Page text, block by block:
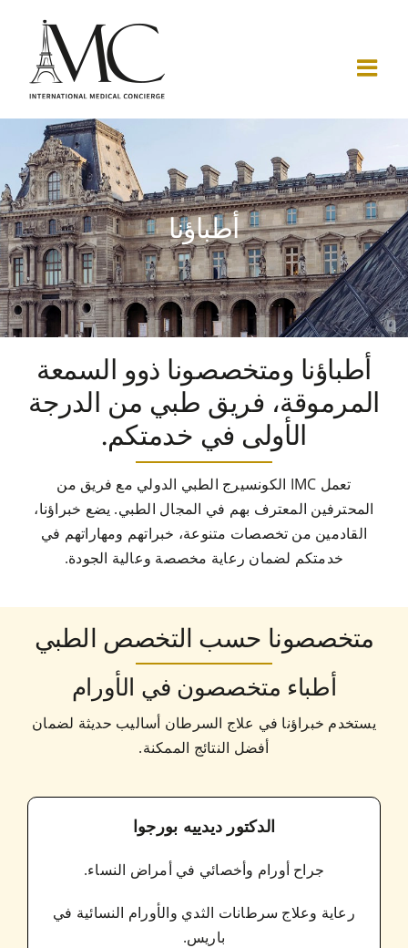
content
أطباؤنا
أطباؤنا ومتخصصونا ذوو السمعة
المرموقة، فريق طبي من الدرجة
الأولى في خدمتكم.
تعمل IMC الكونسيرج الطبي الدولي مع فريق من
المحترفين المعترف بهم في المجال الطبي. يضع خبراؤنا،
القادمين من تخصصات متنوعة، خبراتهم ومهاراتهم في
خدمتكم لضمان رعاية مخصصة وعالية الجودة.
متخصصونا حسب التخصص الطبي
أطباء متخصصون في الأورام
يستخدم خبراؤنا في علاج السرطان أساليب حديثة لضمان
أفضل النتائج الممكنة.
الدكتور ديدييه بورجوا
جراح أورام وأخصائي في أمراض النساء.
رعاية وعلاج سرطانات الثدي والأورام النسائية في
باريس.